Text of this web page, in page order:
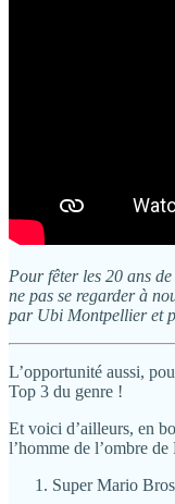
Pour fêter les 20 ans
ne pas se regarder à
par Ubi Montpellier et
L’opportunité aussi,
Top 3 du genre !
Et voici d’ailleurs, en
l’homme de l’ombre
Super Mario